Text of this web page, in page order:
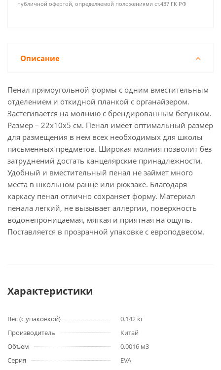
публичной офертой, определяемой положениями ст.437 ГК РФ
Описание
Пенал прямоугольной формы с одним вместительным
отделением и откидной планкой с органайзером.
Застегивается на молнию с брендированным бегунком.
Размер – 22х10х5 см. Пенал имеет оптимальный размер
для размещения в нем всех необходимых для школы
письменных предметов. Широкая молния позволит без
затруднений достать канцелярские принадлежности.
Удобный и вместительный пенал не займет много
места в школьном ранце или рюкзаке. Благодаря
каркасу пенал отлично сохраняет форму. Материал
пенала легкий, не вызывает аллергии, поверхность
водонепроницаемая, мягкая и приятная на ощупь.
Поставляется в прозрачной упаковке с европодвесом.
Характеристики
Вес (с упаковкой)
0.142 кг
Производитель
Китай
Объем
0.0016 м3
Серия
EVA